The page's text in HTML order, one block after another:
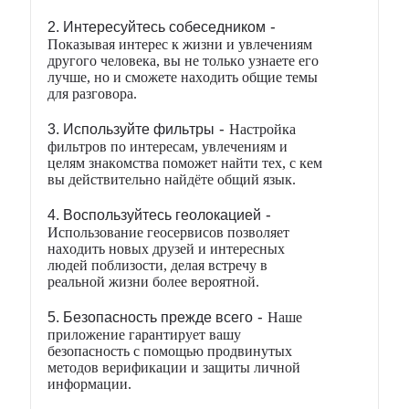
2. Интересуйтесь собеседником -
Показывая интерес к жизни и увлечениям
другого человека, вы не только узнаете его
лучше, но и сможете находить общие темы
для разговора.
3. Используйте фильтры -Настройка
фильтров по интересам, увлечениям и
целям знакомства поможет найти тех, с кем
вы действительно найдёте общий язык.
4. Воспользуйтесь геолокацией -
Использование геосервисов позволяет
находить новых друзей и интересных
людей поблизости, делая встречу в
реальной жизни более вероятной.
5. Безопасность прежде всего -Наше
приложение гарантирует вашу
безопасность с помощью продвинутых
методов верификации и защиты личной
информации.